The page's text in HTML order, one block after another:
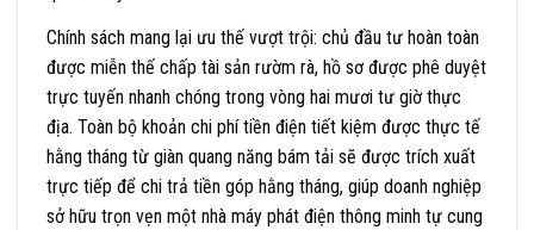
Chính sách mang lại ưu thế vượt trội: chủ đầu tư hoàn toàn
được miễn thế chấp tài sản rườm rà, hồ sơ được phê duyệt
trực tuyến nhanh chóng trong vòng hai mươi tư giờ thực
địa. Toàn bộ khoản chi phí tiền điện tiết kiệm được thực tế
hằng tháng từ giàn quang năng bám tải sẽ được trích xuất
trực tiếp để chi trả tiền góp hằng tháng, giúp doanh nghiệp
sở hữu trọn vẹn một nhà máy phát điện thông minh tự cung